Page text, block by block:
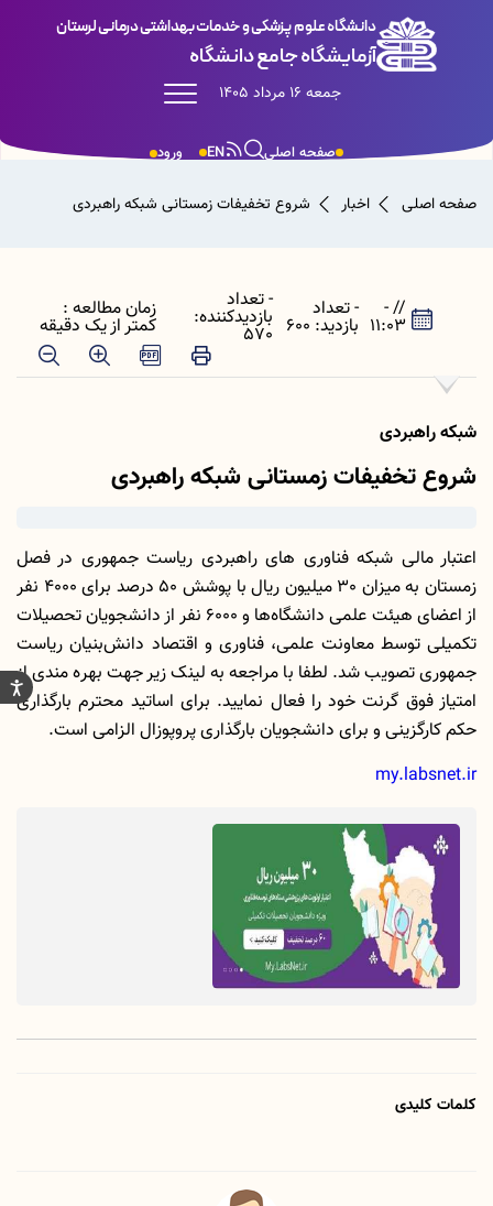
دانشگاه علوم پزشکی و خدمات بهداشتی درمانی لرستان
آزمایشگاه جامع دانشگاه
جمعه 16 مرداد 1405
ورود EN صفحه اصلی
صفحه اصلی اخبار شروع تخفیفات زمستانی شبکه راهبردی
// -
11:03
- تعداد
بازدید: 600
- تعداد
بازدیدکننده:
570
زمان مطالعه :
کمتر از یک دقیقه
شبکه راهبردی
شروع تخفیفات زمستانی شبکه راهبردی
اعتبار مالی شبکه فناوری های راهبردی ریاست جمهوری در فصل
زمستان به میزان 30 میلیون ریال با پوشش 50 درصد برای 4000 نفر
از اعضای هیئت علمی دانشگاه‌ها و 6000 نفر از دانشجویان تحصیلات
تکمیلی توسط معاونت علمی، فناوری و اقتصاد دانش‌بنیان ریاست
جمهوری تصویب شد. لطفا با مراجعه به لینک زیر جهت بهره مندی از
امتیاز فوق گرنت خود را فعال نمایید. برای اساتید محترم بارگذاری
حکم کارگزینی و برای دانشجویان بارگذاری پروپوزال الزامی است.
my.labsnet.ir
کلمات کلیدی